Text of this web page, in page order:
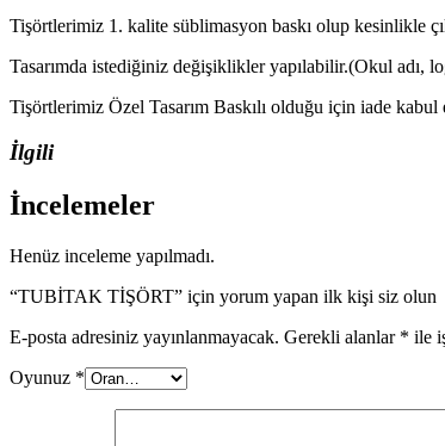
Tişörtlerimiz 1. kalite süblimasyon baskı olup kesinlikle
Tasarımda istediğiniz değişiklikler yapılabilir.(Okul adı,
Tişörtlerimiz Özel Tasarım Baskılı olduğu için iade
İlgili
İncelemeler
Henüz inceleme yapılmadı.
“TUBİTAK TİŞÖRT” için yorum yapan ilk kişi siz olun
E-posta adresiniz yayınlanmayacak. Gerekli alanlar * ile
Oyunuz *